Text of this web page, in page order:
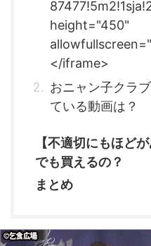
height="450"
</iframe>
おニャン子クラ
ている動画は？
【不適切にもほど
でも買えるの？
まとめ